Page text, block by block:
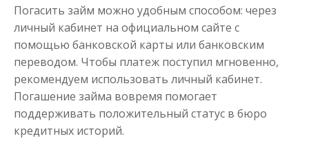
Сумма до50 000
Срок от 1до 21 дня
Получить
Погасить займ можно удобным способом: через
личный кабинет на официальном сайте с
помощью банковской карты или банковским
переводом. Чтобы платеж поступил мгновенно,
рекомендуем использовать личный кабинет.
Погашение займа вовремя помогает
поддерживать положительный статус в бюро
кредитных историй.